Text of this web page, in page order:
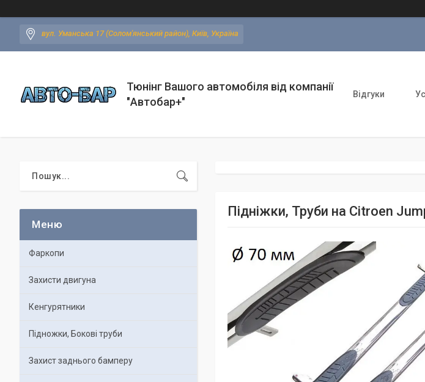
вул. Уманська 17 (Солом'янський район), Київ, Україна
Тюнінг Вашого автомобіля від компанії
"Автобар+"
Відгуки
Підніжки, Труби на Citroen
Фаркопи
Захисти двигуна
Кенгурятники
Підножки, Бокові труби
Захист заднього бамперу